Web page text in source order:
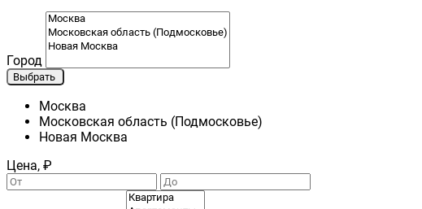
Город
Выбрать
Москва
Московская область (Подмосковье)
Новая Москва
Цена, ₽